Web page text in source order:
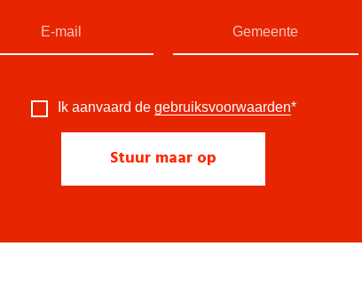
Ik aanvaard de gebruiksvoorwaarden*